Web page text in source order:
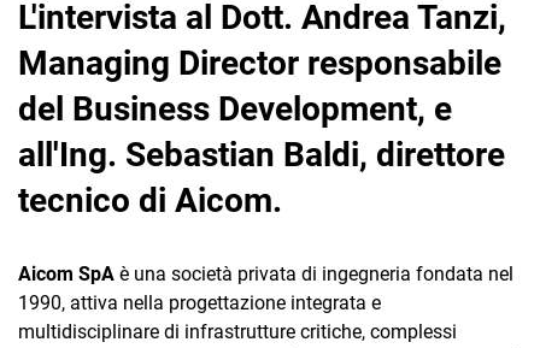
Ecommerce
Email Marketing
Fatturazione
Financial Solutions
HR
TeamSystem Corporate
L'intervista al Dott. Andrea Tanzi,
Managing Director responsabile
del Business Development, e
all'Ing. Sebastian Baldi, direttore
tecnico di Aicom.
Aicom SpA è una società privata di ingegneria fondata nel
1990, attiva nella progettazione integrata e
multidisciplinare di infrastrutture critiche, complessi